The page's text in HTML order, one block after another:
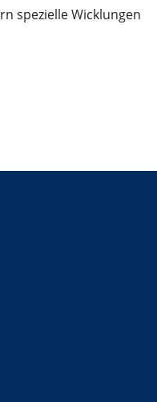
spezielle Wicklungen